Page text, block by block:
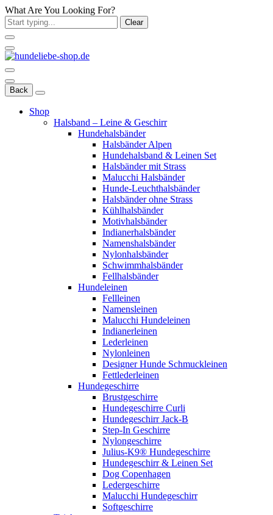
What Are You Looking For?
Clear
Back
Shop
Halsband – Leine & Geschirr
Hundehalsbänder
Halsbänder Alpen
Hundehalsband & Leinen Set
Halsbänder mit Strass
Malucchi Halsbänder
Hunde-Leuchthalsbänder
Halsbänder ohne Strass
Kühlhalsbänder
Motivhalsbänder
Indianerhalsbänder
Namenshalsbänder
Nylonhalsbänder
Schwimmhalsbänder
Fellhalsbänder
Hundeleinen
Fellleinen
Namensleinen
Malucchi Hundeleinen
Indianerleinen
Lederleinen
Nylonleinen
Designer Hunde Schmuckleinen
Fettlederleinen
Hundegeschirre
Brustgeschirre
Hundegeschirre Curli
Hundegeschirr Jack-B
Step-In Geschirre
Nylongeschirre
Julius-K9® Hundegeschirre
Hundegeschirr & Leinen Set
Dog Copenhagen
Ledergeschirre
Malucchi Hundegeschirr
Softgeschirre